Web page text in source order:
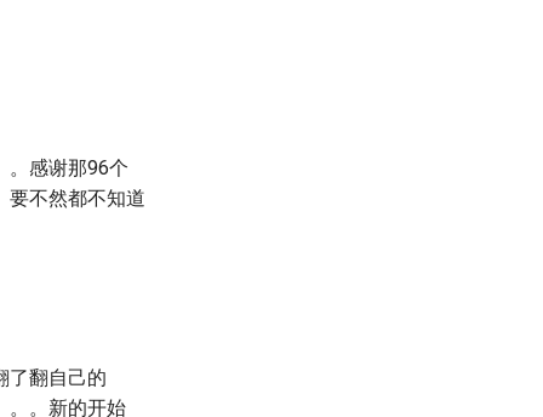
。感谢那96个
要不然都不知道
了翻自己的
。。新的开始